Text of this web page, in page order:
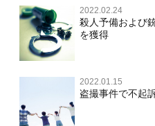
不正競争防止法
住居侵入等
名誉棄損・侮辱
住居侵入等
名誉毀損・侮辱
2022.02.24
殺人予備および
を獲得
2022.01.15
盗撮事件で不起